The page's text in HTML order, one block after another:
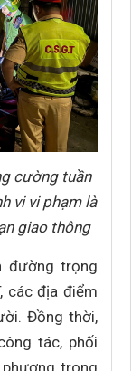
cường tuần
vi vi phạm là
giao thông
đường trọng
các địa điểm
Đồng thời,
tác, phối
trong